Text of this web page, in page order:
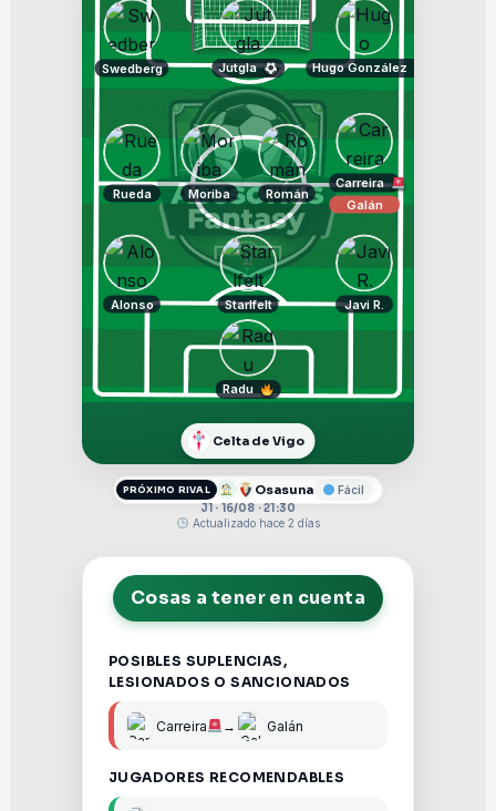
Radu
Alonso Starlfelt Javi R.
Rueda Moriba Román
Carreira
Galán
Swedberg Jutgla Hugo González
Celta de Vigo
PRÓXIMO RIVAL Osasuna
Fácil
J1 · 16/08 · 21:30
Actualizado hace 2 días
Cosas a tener en cuenta
POSIBLES SUPLENCIAS,
LESIONADOS O SANCIONADOS
Carreira → Galán
JUGADORES RECOMENDABLES